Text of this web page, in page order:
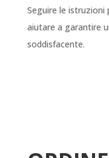
Seguire le istruzioni
aiutare a garantire
soddisfacente.